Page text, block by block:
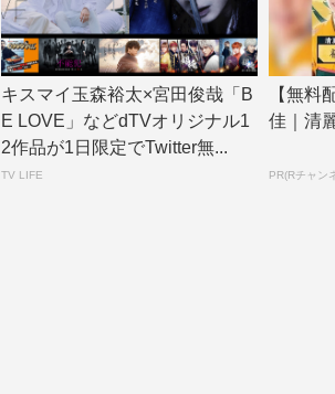
キスマイ玉森裕太×宮田俊哉「B
E LOVE」などdTVオリジナル1
2作品が1日限定でTwitter無...
TV LIFE
【無料
佳｜清
PR(Rチャン